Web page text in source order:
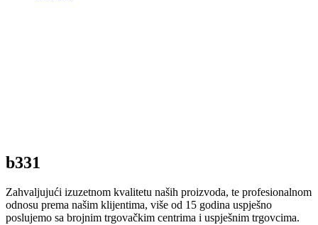
b331
Zahvaljujući izuzetnom kvalitetu naših proizvoda, te profesionalnom
odnosu prema našim klijentima, više od 15 godina uspješno
poslujemo sa brojnim trgovačkim centrima i uspješnim trgovcima.